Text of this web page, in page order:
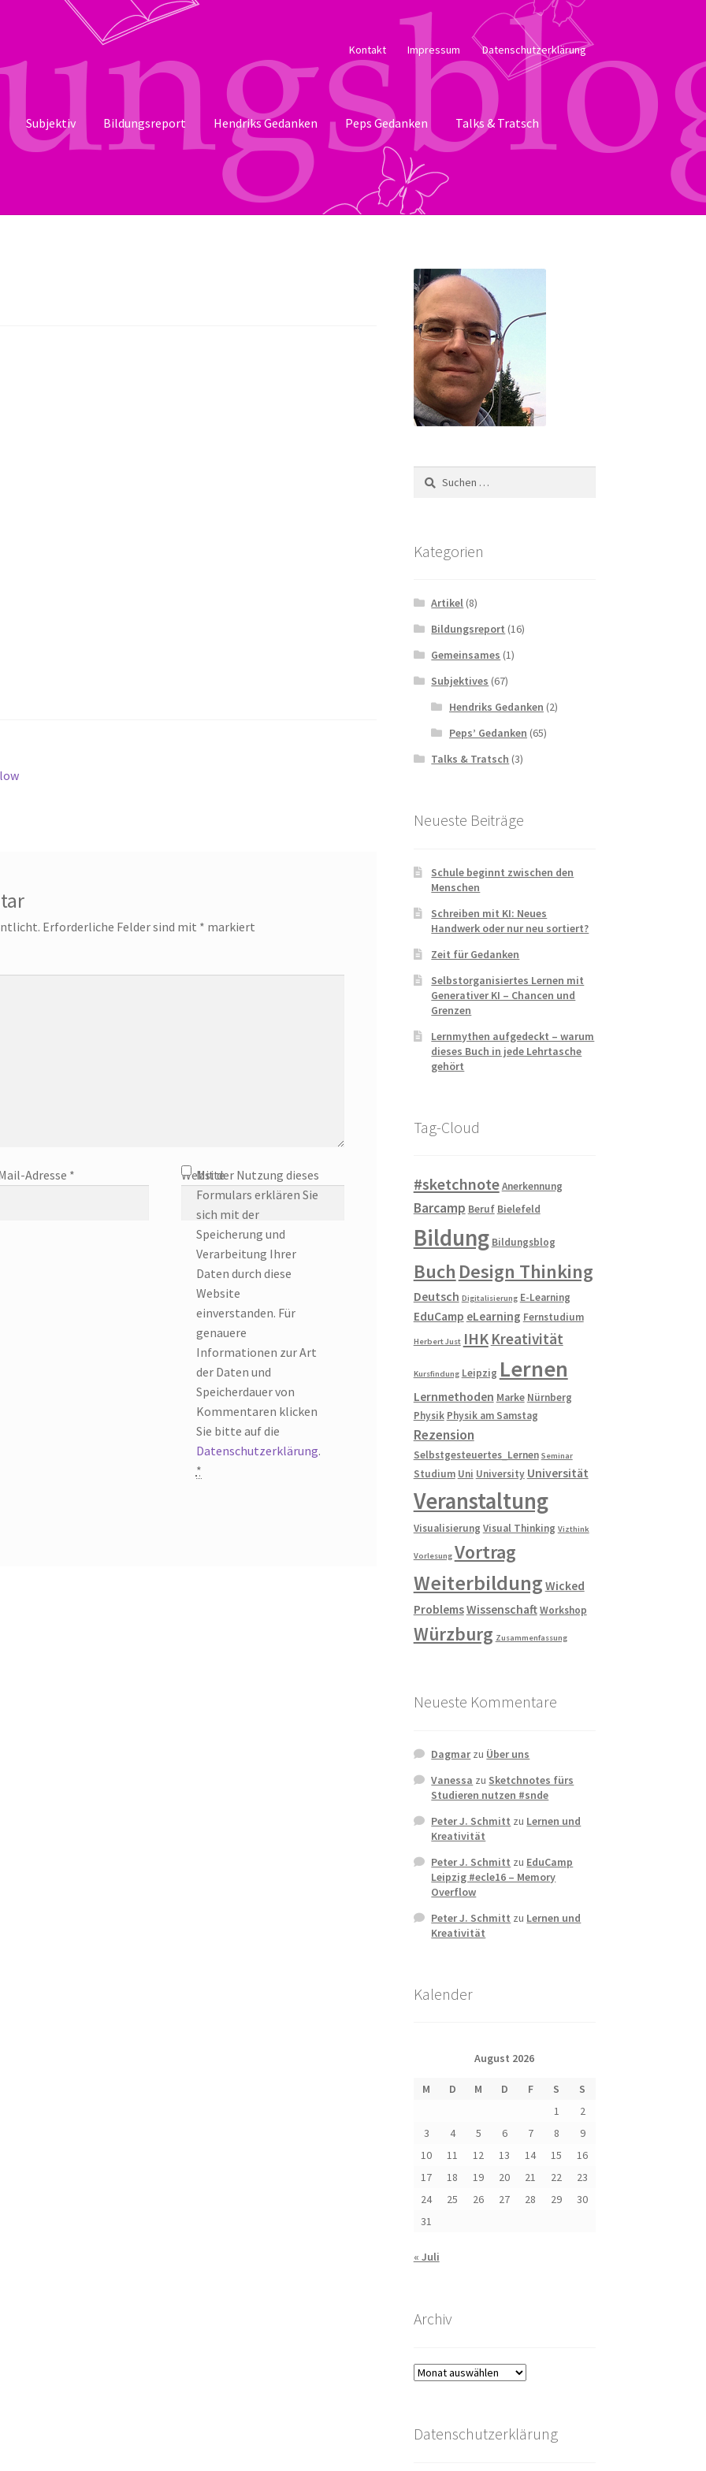
Kontakt Impressum Datenschutzerklärung
Subjektiv Bildungsreport Hendriks Gedanken Peps Gedanken Talks & Tratsch
Erforderliche Felder sind mit * markiert
Adresse * Website
Mit der Nutzung dieses
Formulars erklären Sie
sich mit der
Speicherung und
Verarbeitung Ihrer
Daten durch diese
Website
einverstanden. Für
genauere
Informationen zur Art
der Daten und
Speicherdauer von
Kommentaren klicken
Sie bitte auf die
Datenschutzerklärung.
*
Suchen
nach:
Kategorien
Artikel (8)
Bildungsreport (16)
Gemeinsames (1)
Subjektives (67)
Hendriks Gedanken (2)
Peps’ Gedanken (65)
Talks & Tratsch (3)
Neueste Beiträge
Schule beginnt zwischen den
Menschen
Schreiben mit KI: Neues
Handwerk oder nur neu sortiert?
Zeit für Gedanken
Selbstorganisiertes Lernen mit
Generativer KI – Chancen und
Grenzen
Lernmythen aufgedeckt – warum
dieses Buch in jede Lehrtasche
gehört
Tag-Cloud
#sketchnoteAnerkennung
Barcamp Beruf Bielefeld
Bildung Bildungsblog
Buch Design Thinking
Deutsch Digitalisierung E-Learning
EduCamp eLearning Fernstudium
Herbert Just IHK Kreativität
Kursfindung Leipzig Lernen
Lernmethoden Marke Nürnberg
Physik Physik am Samstag
Rezension
Selbstgesteuertes_Lernen Seminar
Studium Uni University Universität
Veranstaltung
Visualisierung Visual Thinking Vizthink
Vorlesung Vortrag
Weiterbildung Wicked
ProblemsWissenschaftWorkshop
Würzburg Zusammenfassung
Neueste Kommentare
Dagmarzu Über uns
Vanessa zu Sketchnotes fürs
Studieren nutzen #snde
Peter J. Schmitt zu Lernen und
Kreativität
Peter J. Schmitt zu EduCamp
Leipzig #ecle16 – Memory
Overflow
Peter J. Schmitt zu Lernen und
Kreativität
Kalender
August 2026
M D M D F S
S
1
2
3
4 5 6 7 8
9
10
11 12 13 14 15
16
17
18 19 20 21 22
23
24
25 26 27 28 29
30
31
« Juli
Archiv
Archiv
Datenschutzerklärung